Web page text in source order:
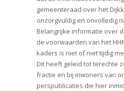
gemeenteraad over het
onzorgvuldig en onvolledig
Belangrijke informatie over
de voorwaarden van het
kaders is niet of niet tijdig
Dit heeft geleid tot terechte
fractie en bij inwoners van
perspublicaties die hier